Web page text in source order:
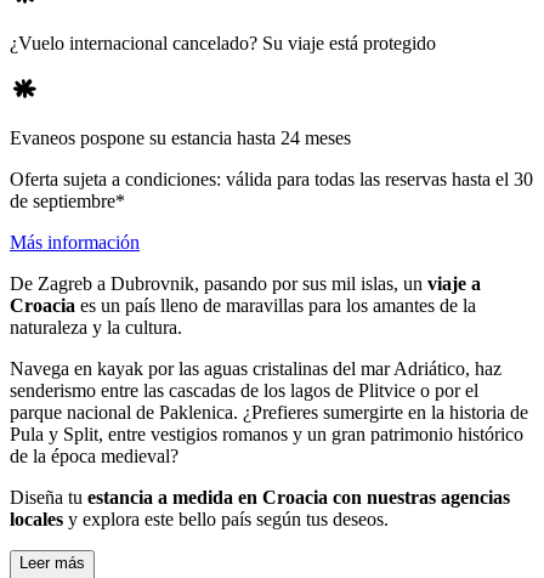
¿Vuelo internacional cancelado? Su viaje está protegido
Evaneos pospone su estancia hasta 24 meses
Oferta sujeta a condiciones: válida para todas las reservas hasta el 30
de septiembre*
Más información
De Zagreb a Dubrovnik, pasando por sus mil islas, un viaje a
Croacia es un país lleno de maravillas para los amantes de la
naturaleza y la cultura.
Navega en kayak por las aguas cristalinas del mar Adriático, haz
senderismo entre las cascadas de los lagos de Plitvice o por el
parque nacional de Paklenica. ¿Prefieres sumergirte en la historia de
Pula y Split, entre vestigios romanos y un gran patrimonio histórico
de la época medieval?
Diseña tu estancia a medida en Croacia con nuestras agencias
locales y explora este bello país según tus deseos.
Leer más